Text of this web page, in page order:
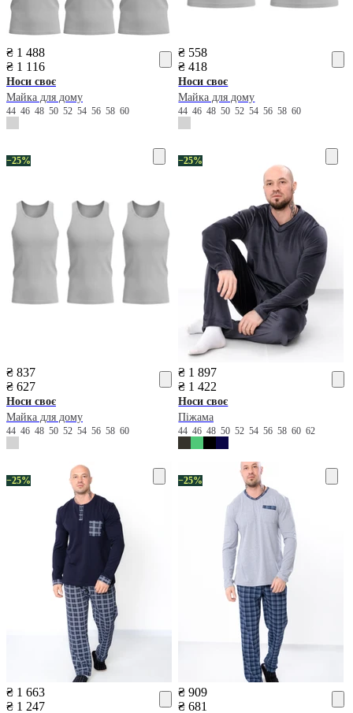
₴ 1 488
₴ 1 116
Носи своє
Майка для дому
44 46 48 50 52 54 56 58 60
₴ 558
₴ 418
Носи своє
Майка для дому
444648505254565860
−25%
₴ 837
₴ 627
Носи своє
Майка для дому
44 46 48 50 52 54 56 58 60
−25%
₴ 1 897
₴ 1 422
Носи своє
Піжама
44464850525456586062
−25%
₴ 1 663
₴ 1 247
−25%
₴ 909
₴ 681